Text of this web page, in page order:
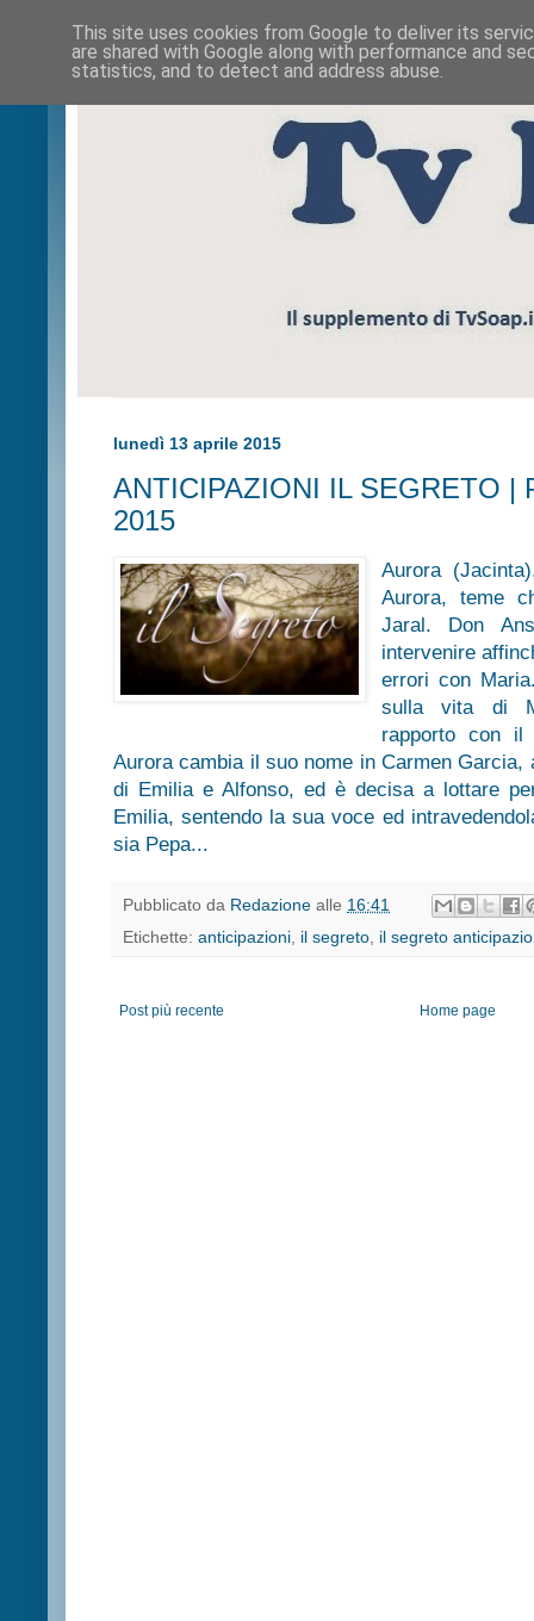
lunedì 13 aprile 2015
ANTICIPAZIONI IL SEGRETO |
2015
Aurora
Aurora, teme
Jaral. Don
intervenire
errori con
sulla vita di
rapporto con il
Aurora cambia il suo nome in Carmen Garcia,
di Emilia e Alfonso, ed è decisa a lottare
Emilia, sentendo la sua voce ed
sia Pepa...
Pubblicato da Redazione alle 16:41
Etichette: anticipazioni il segreto il segreto
Post più recente Home page
This site uses cookies from Google to deliver its
are shared with Google along with performance and
statistics, and to detect and address abuse.